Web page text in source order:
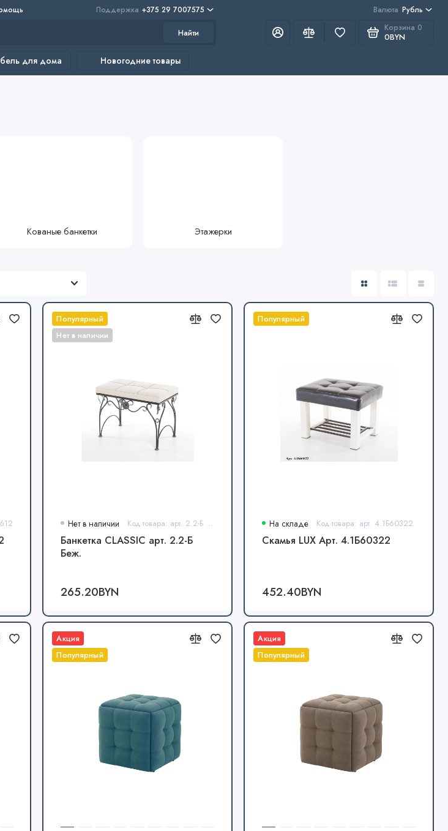
Поддержка +375 29 7007575 Валюта Рубль
Найти Корзина 0
0BYN
для дома Новогодние товары
Кованые банкетки Этажерки
Популярный
Нет в наличии
Нет в наличии Код товара: арт. 2.2-Б Беж.
Банкетка CLASSIC арт. 2.2-Б
Беж.
265.20BYN
Популярный
На складе Код товара: арт. 4.1Б60322
Скамья LUX Арт. 4.1Б60322
452.40BYN
Акция
Популярный
Акция
Популярный